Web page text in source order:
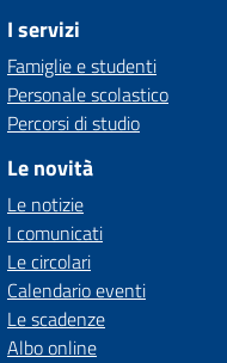
I servizi
Famiglie e studenti
Personale scolastico
Percorsi di studio
Le novità
Le notizie
I comunicati
Le circolari
Calendario eventi
Le scadenze
Albo online